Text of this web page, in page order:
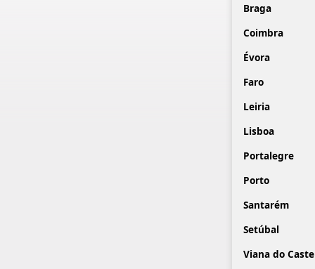
Braga
Coimbra
Évora
Faro
Leiria
Lisboa
Portalegre
Porto
Santarém
Setúbal
Viana do